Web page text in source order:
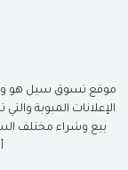
موقع تسوق سيل هو
الإعلانات المبوبة
بيع وشراء مختلف